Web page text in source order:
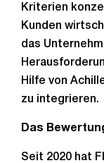
Kriterien
Kunden
das
Hilfe von
zu integrieren.
Das
Seit 2020 hat